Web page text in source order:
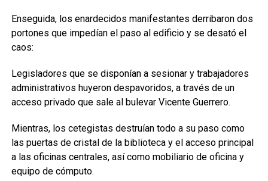
Enseguida, los enardecidos manifestantes derribaron dos
portones que impedían el paso al edificio y se desató el
caos:
Legisladores que se disponían a sesionar y trabajadores
administrativos huyeron despavoridos, a través de un
acceso privado que sale al bulevar Vicente Guerrero.
Mientras, los cetegistas destruían todo a su paso como
las puertas de cristal de la biblioteca y el acceso principal
a las oficinas centrales, así como mobiliario de oficina y
equipo de cómputo.